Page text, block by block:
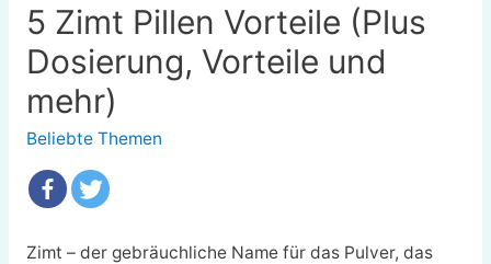
5 Zimt Pillen Vorteile (Plus
Dosierung, Vorteile und
mehr)
Beliebte Themen
Zimt – der gebräuchliche Name für das Pulver, das